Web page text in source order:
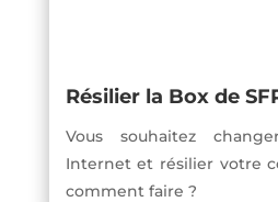
Résilier la Box de
Vous souhaitez
Internet et résilier votre
comment faire ?